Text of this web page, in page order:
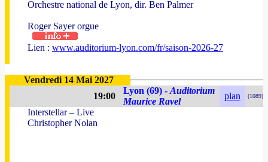
Orchestre national de Lyon, dir. Ben Palmer
Roger Sayer orgue
Lien : www.auditorium-lyon.com/fr/saison-2026-27
Vendredi 14 Mai 2027
19:00
Lyon (69) - Auditorium
Maurice Ravel
plan (1089)
Interstellar – Live
Christopher Nolan